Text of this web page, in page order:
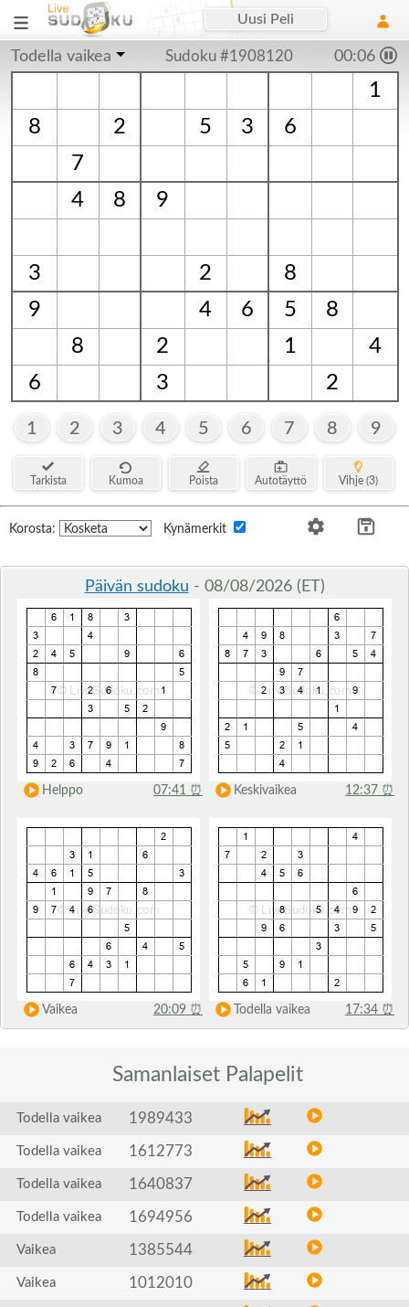
Uusi Peli
Todella vaikea Sudoku #1908120 00:06
1
8
2 5 3
6
7
4
8 9
3 2
8
9
4 6 5
8
8
2 1
4
6
3 2
1 2 3 4 5 6 7 8 9
Tarkista Kumoa Poista Autotäyttö Vihje (3)
Korosta: Kynämerkit
Päivän sudoku - 08/08/2026 (ET)
Helppo 07:41 ⏰ Keskivaikea 12:37 ⏰
Vaikea 20:09 ⏰ Todella vaikea 17:34 ⏰
Samanlaiset Palapelit
Todella vaikea 1989433
Todella vaikea 1612773
Todella vaikea 1640837
Todella vaikea 1694956
Vaikea 1385544
Vaikea 1012010